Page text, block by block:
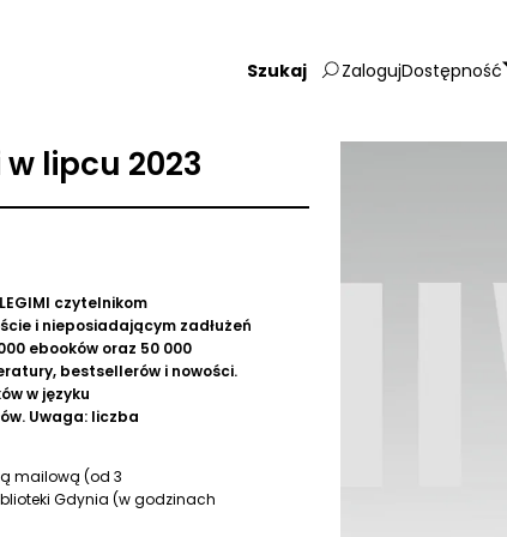
Wpisz
frazę:
ZalogujDostępność
lipcu 2023
czytelnikom
i nieposiadającym zadłużeń
ebooków oraz 50 000
bestsellerów i nowości.
w języku
Uwaga: liczba
mailową (od 3
Gdynia (w godzinach